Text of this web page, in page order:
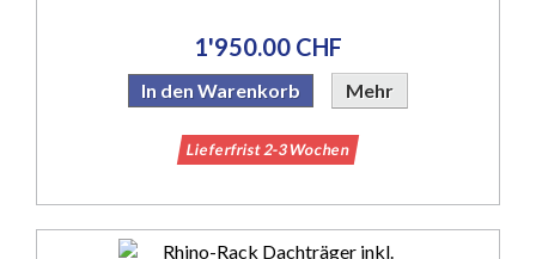
1'950.00 CHF
In den Warenkorb Mehr
Lieferfrist 2-3 Wochen